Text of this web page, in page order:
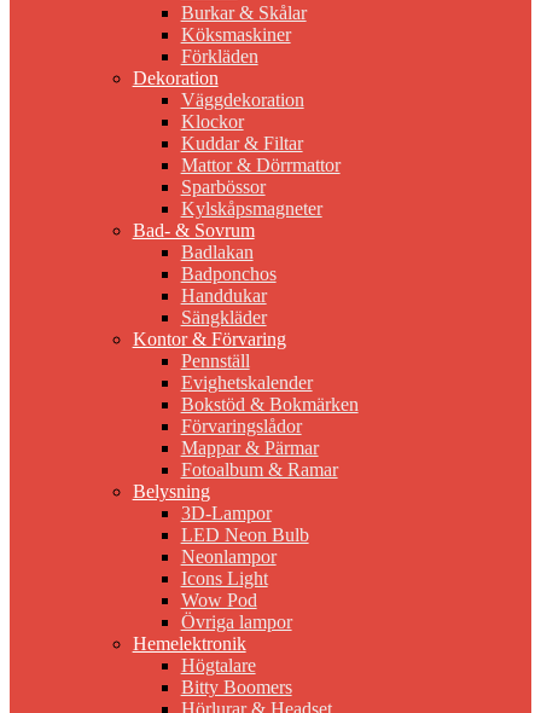
Burkar & Skålar
Köksmaskiner
Förkläden
Dekoration
Väggdekoration
Klockor
Kuddar & Filtar
Mattor & Dörrmattor
Sparbössor
Kylskåpsmagneter
Bad- & Sovrum
Badlakan
Badponchos
Handdukar
Sängkläder
Kontor & Förvaring
Pennställ
Evighetskalender
Bokstöd & Bokmärken
Förvaringslådor
Mappar & Pärmar
Fotoalbum & Ramar
Belysning
3D-Lampor
LED Neon Bulb
Neonlampor
Icons Light
Wow Pod
Övriga lampor
Hemelektronik
Högtalare
Bitty Boomers